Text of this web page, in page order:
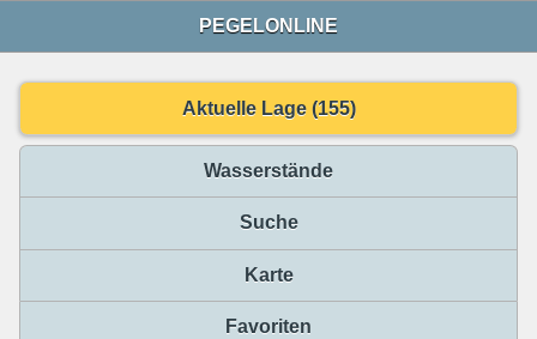
PEGELONLINE
Aktuelle Lage (155)
Wasserstände
Suche
Karte
Favoriten